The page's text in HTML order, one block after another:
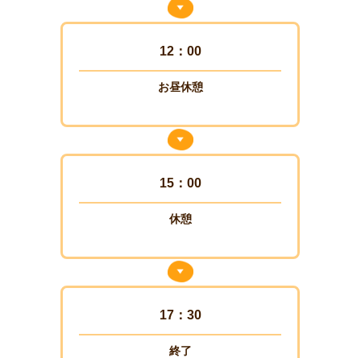
12：00
お昼休憩
15：00
休憩
17：30
終了